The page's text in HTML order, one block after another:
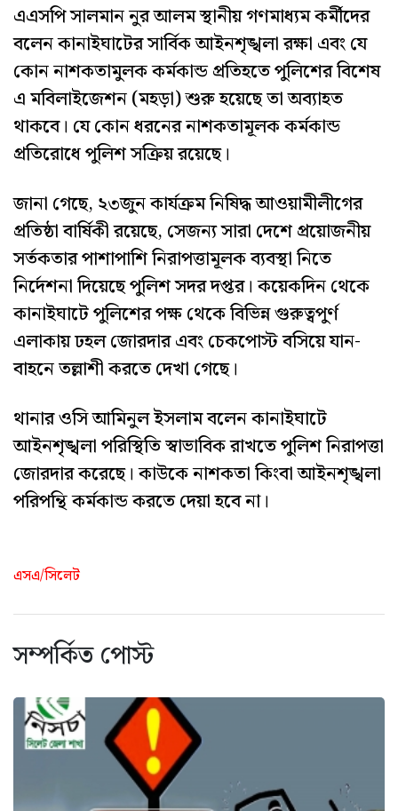
এএসপি সালমান নুর আলম স্থানীয় গণমাধ্যম কর্মীদের
বলেন কানাইঘাটের সার্বিক আইনশৃঙ্খলা রক্ষা এবং যে
কোন নাশকতামুলক কর্মকান্ড প্রতিহতে পুলিশের বিশেষ
এ মবিলাইজেশন (মহড়া) শুরু হয়েছে তা অব্যাহত
থাকবে। যে কোন ধরনের নাশকতামূলক কর্মকান্ড
প্রতিরোধে পুলিশ সক্রিয় রয়েছে।
জানা গেছে, ২৩জুন কার্যক্রম নিষিদ্ধ আওয়ামীলীগের
প্রতিষ্ঠা বার্ষিকী রয়েছে, সেজন্য সারা দেশে প্রয়োজনীয়
সর্তকতার পাশাপাশি নিরাপত্তামূলক ব্যবস্থা নিতে
নির্দেশনা দিয়েছে পুলিশ সদর দপ্তর। কয়েকদিন থেকে
কানাইঘাটে পুলিশের পক্ষ থেকে বিভিন্ন গুরুত্বপুর্ণ
এলাকায় ঢহল জোরদার এবং চেকপোস্ট বসিয়ে যান-
বাহনে তল্লাশী করতে দেখা গেছে।
থানার ওসি আমিনুল ইসলাম বলেন কানাইঘাটে
আইনশৃঙ্খলা পরিস্থিতি স্বাভাবিক রাখতে পুলিশ নিরাপত্তা
জোরদার করেছে। কাউকে নাশকতা কিংবা আইনশৃঙ্খলা
পরিপন্থি কর্মকান্ড করতে দেয়া হবে না।
এসএ/সিলেট
সম্পর্কিত পোস্ট